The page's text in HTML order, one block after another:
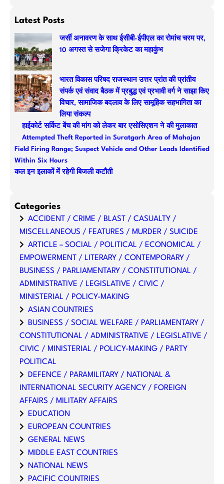
a
c
h
Latest Posts
जर्सी अनावरण के साथ ईसीबी-ईपीएल का रोमांच चरम पर,
10 अगस्त से सजेगा क्रिकेट का महाकुंभ
भारत विकास परिषद राजस्थान उत्तर प्रांत की प्रांतीय
संपर्क एवं संवाद बैठक में प्रबुद्ध एवं प्रभावी वर्ग ने साझा किए
विचार, सामाजिक बदलाव के लिए सामूहिक सहभागिता का
लिया संकल्प
हाईकोर्ट सर्किट बेंच की मांग को लेकर बार एसोसिएशन ने की मुलाकात
Attempted Theft Reported in Suratgarh Area of Mahajan
Field Firing Range; Suspect Vehicle and Other Leads Identified
Within Six Hours
कल इन इलाकों में रहेगी बिजली कटौती
Categories
ACCIDENT / CRIME / BLAST / CASUALTY /
MISCELLANEOUS / FEATURES / MURDER / SUICIDE
ARTICLE – SOCIAL / POLITICAL / ECONOMICAL /
EMPOWERMENT / LITERARY / CONTEMPORARY /
BUSINESS / PARLIAMENTARY / CONSTITUTIONAL /
ADMINISTRATIVE / LEGISLATIVE / CIVIC /
MINISTERIAL / POLICY-MAKING
ASIAN COUNTRIES
BUSINESS / SOCIAL WELFARE / PARLIAMENTARY /
CONSTITUTIONAL / ADMINISTRATIVE / LEGISLATIVE /
CIVIC / MINISTERIAL / POLICY-MAKING / PARTY
POLITICAL
DEFENCE / PARAMILITARY / NATIONAL &
INTERNATIONAL SECURITY AGENCY / FOREIGN
AFFAIRS / MILITARY AFFAIRS
EDUCATION
EUROPEAN COUNTRIES
GENERAL NEWS
MIDDLE EAST COUNTRIES
NATIONAL NEWS
PACIFIC COUNTRIES